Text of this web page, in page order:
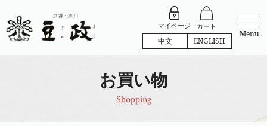
マイページ カート
中文 ENGLISH
Menu
お買い物
Shopping